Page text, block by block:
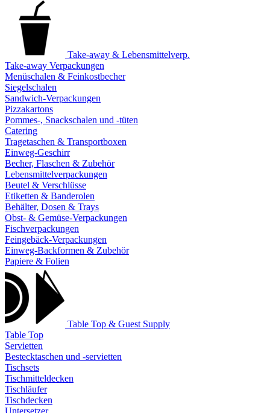
Take-away & Lebensmittelverp.
Take-away Verpackungen
Menüschalen & Feinkostbecher
Siegelschalen
Sandwich-Verpackungen
Pizzakartons
Pommes-, Snackschalen und -tüten
Catering
Tragetaschen & Transportboxen
Einweg-Geschirr
Becher, Flaschen & Zubehör
Lebensmittelverpackungen
Beutel & Verschlüsse
Etiketten & Banderolen
Behälter, Dosen & Trays
Obst- & Gemüse-Verpackungen
Fischverpackungen
Feingebäck-Verpackungen
Einweg-Backformen & Zubehör
Papiere & Folien
Table Top & Guest Supply
Table Top
Servietten
Bestecktaschen und -servietten
Tischsets
Tischmitteldecken
Tischläufer
Tischdecken